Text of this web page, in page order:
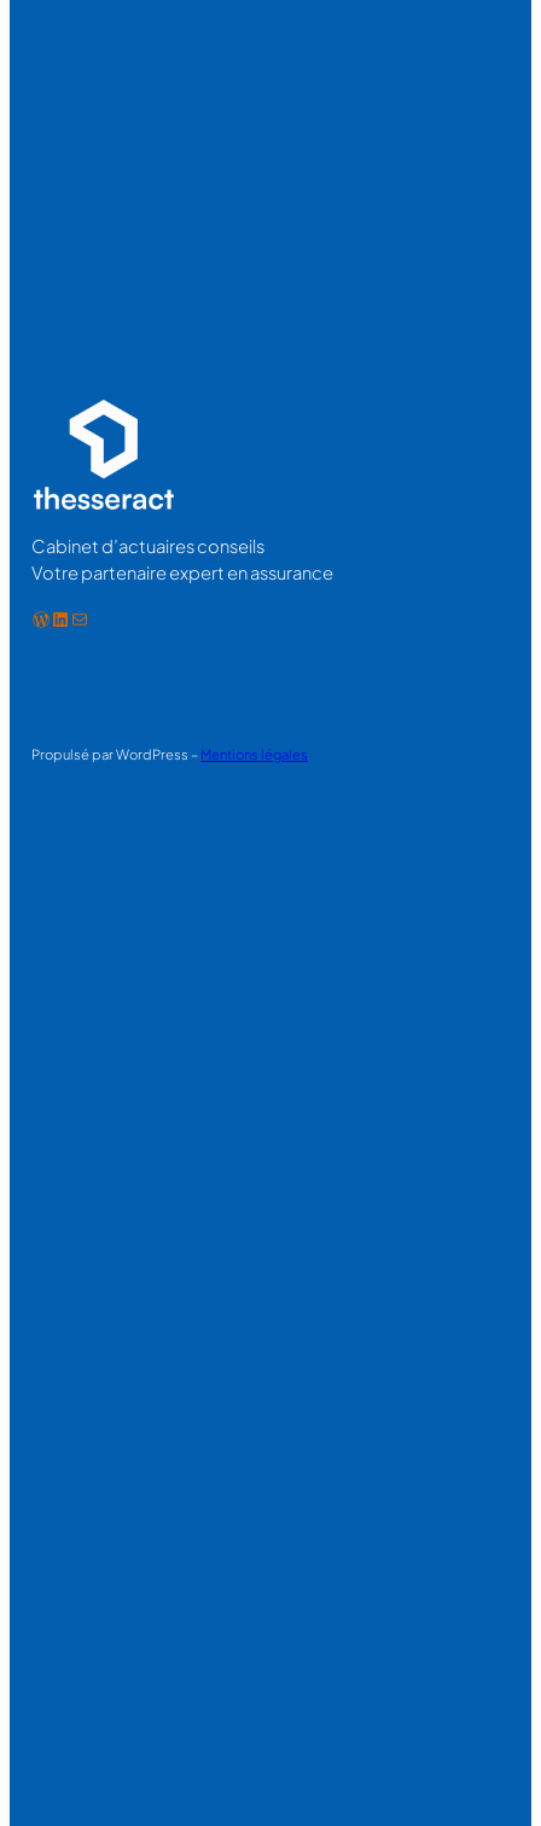
Cabinet d’actuaires conseils
Votre partenaire expert en assurance
WordPress
LinkedIn
E-mail
Propulsé par WordPress – Mentions légales